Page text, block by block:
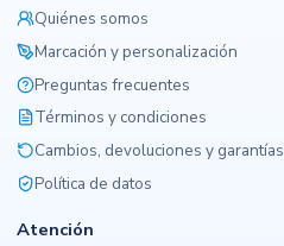
Quiénes somos
Marcación y personalización
Preguntas frecuentes
Términos y condiciones
Cambios, devoluciones y garantías
Política de datos
Atención